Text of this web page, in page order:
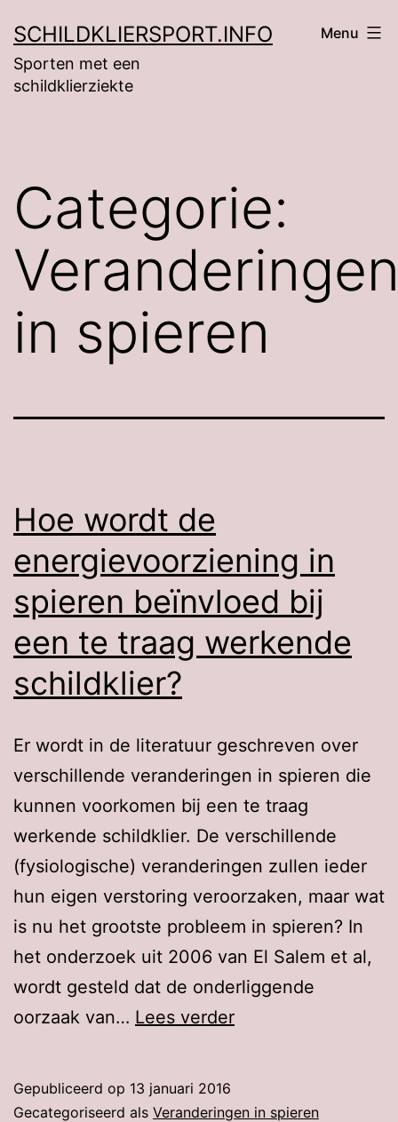
naar
de
SCHILDKLIERSPORT.INFO
Sporten met een
schildklierziekte
Menu
Categorie:
in spieren
Hoe wordt de
energievoorziening in
spieren beïnvloed bij
een te traag werkende
schildklier?
Er wordt in de literatuur geschreven over
verschillende veranderingen in spieren die
kunnen voorkomen bij een te traag
werkende schildklier. De verschillende
(fysiologische) veranderingen zullen ieder
hun eigen verstoring veroorzaken, maar wat
is nu het grootste probleem in spieren? In
het onderzoek uit 2006 van El Salem et al,
wordt gesteld dat de onderliggende
oorzaak van… Lees verderHoe
energievoorziening
Gepubliceerd op 13 januari 2016
Gecategoriseerd als Veranderingen in spieren